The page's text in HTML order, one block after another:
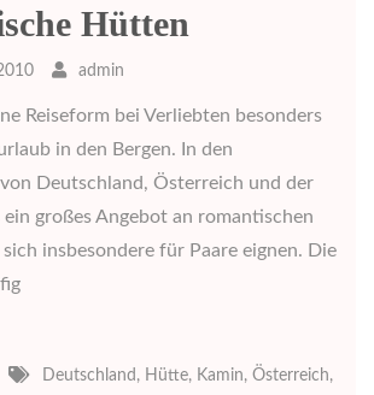
Hütten
admin
Reiseform bei Verliebten besonders
in den Bergen. In den
Deutschland, Österreich und der
großes Angebot an romantischen
insbesondere für Paare eignen. Die
Deutschland , Hütte, Kamin, Österreich,